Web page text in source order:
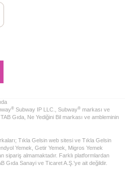
® Subway IP LLC., Subway® markası ve
Gıda, Ne Yediğini Bil markası ve ambleminin
Tıkla Gelsin web sitesi ve Tıkla Gelsin
Yemek, Getir Yemek, Migros Yemek
sipariş almamaktadır. Farklı platformlardan
Gıda Sanayi ve Ticaret A.Ş.'ye ait değildir.